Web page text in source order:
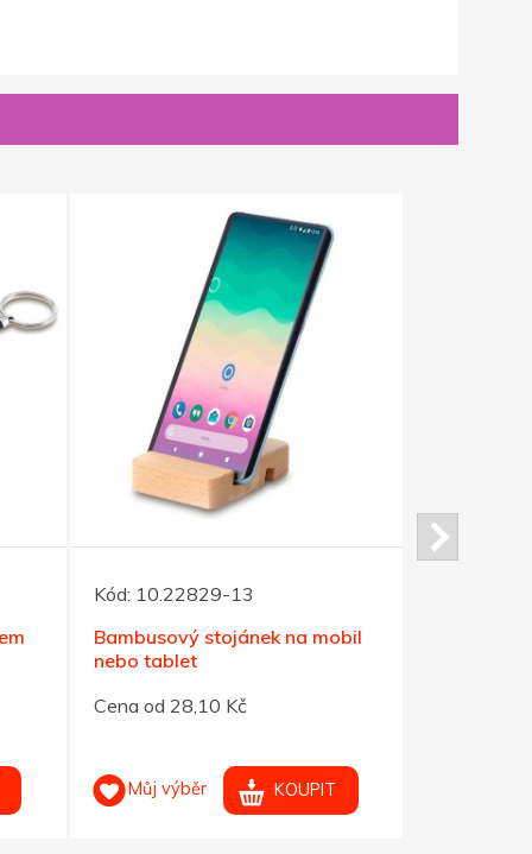
Kód: 10.22829-13
Bambusový stojánek na mobil
nebo tablet
Cena od 28,10 Kč
Můj výběr KOUPIT